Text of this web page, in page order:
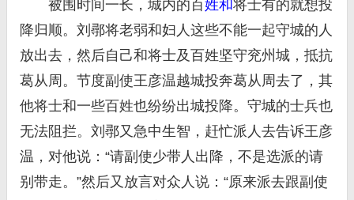
被围时间一长，城内的百姓和将士有的就想投
降归顺。刘鄩将老弱和妇人这些不能一起守城的人
放出去，然后自己和将士及百姓坚守兖州城，抵抗
葛从周。节度副使王彦温越城投奔葛从周去了，其
他将士和一些百姓也纷纷出城投降。守城的士兵也
无法阻拦。刘鄩又急中生智，赶忙派人去告诉王彦
温，对他说：“请副使少带人出降，不是选派的请
别带走。”然后又放言对众人说：“原来派去跟副使